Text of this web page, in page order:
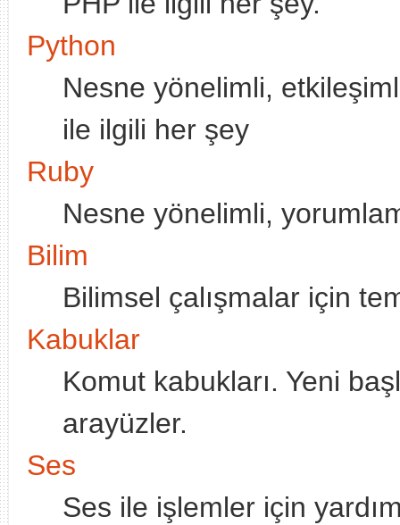
Python
Nesne yönelimli,
ile ilgili her şey
Ruby
Nesne yönelimli,
Bilim
Bilimsel çalışmalar için
Kabuklar
Komut kabukları. Yeni
arayüzler.
Ses
Ses ile işlemler için